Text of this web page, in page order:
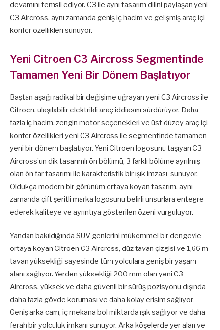
devamını temsil ediyor. C3 ile aynı tasarım dilini paylaşan yeni
C3 Aircross, aynı zamanda geniş iç hacim ve gelişmiş araç içi
konfor özellikleri sunuyor.
Yeni Citroen C3 Aircross Segmentinde
Tamamen Yeni Bir Dönem Başlatıyor
Baştan aşağı radikal bir değişime uğrayan yeni C3 Aircross ile
Citroen, ulaşılabilir elektrikli araç iddiasını sürdürüyor. Daha
fazla iç hacim, zengin motor seçenekleri ve üst düzey araç içi
konfor özellikleri yeni C3 Aircross ile segmentinde tamamen
yeni bir dönem başlatıyor. Yeni Citroen logosunu taşıyan C3
Aircross’un dik tasarımlı ön bölümü, 3 farklı bölüme ayrılmış
olan ön far tasarımı ile karakteristik bir ışık imzası sunuyor.
Oldukça modern bir görünüm ortaya koyan tasarım, aynı
zamanda çift şeritli marka logosunu belirli unsurlara entegre
ederek kaliteye ve ayrıntıya gösterilen özeni vurguluyor.
Yandan bakıldığında SUV genlerini mükemmel bir dengeyle
ortaya koyan Citroen C3 Aircross, düz tavan çizgisi ve 1,66 m
tavan yüksekliği sayesinde tüm yolculara geniş bir yaşam
alanı sağlıyor. Yerden yüksekliği 200 mm olan yeni C3
Aircross, yüksek ve daha güvenli bir sürüş pozisyonu dışında
daha fazla gövde koruması ve daha kolay erişim sağlıyor.
Geniş arka cam, iç mekana bol miktarda ışık sağlıyor ve daha
ferah bir yolculuk imkanı sunuyor. Arka köşelerde yer alan ve